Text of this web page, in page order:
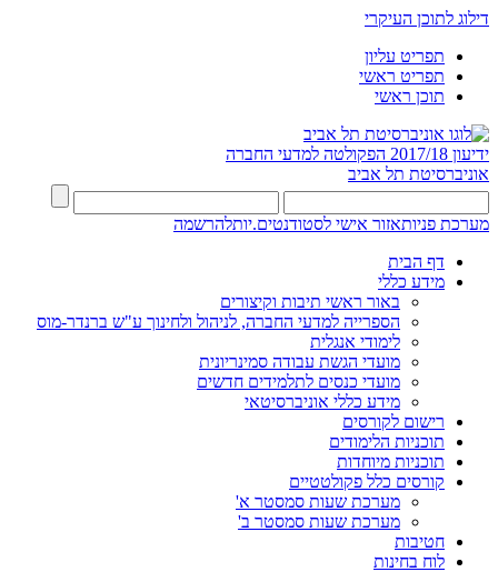
דילוג לתוכן העיקרי
תפריט עליון
תפריט ראשי
תוכן ראשי
ידיעון 2017/18
הפקולטה למדעי החברה
אוניברסיטת תל אביב
מערכת פניותאזור אישי לסטודנטים.יותלהרשמה
דף הבית
מידע כללי
באור ראשי תיבות וקיצורים
הספרייה למדעי החברה, לניהול ולחינוך ע"ש ברנדר-מוס
לימודי אנגלית
מועדי הגשת עבודה סמינריונית
מועדי כנסים לתלמידים חדשים
מידע כללי אוניברסיטאי
רישום לקורסים
תוכניות הלימודים
תוכניות מיוחדות
קורסים כלל פקולטטיים
מערכת שעות סמסטר א'
מערכת שעות סמסטר ב'
חטיבות
לוח בחינות